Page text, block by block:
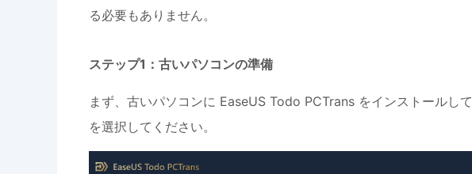
る必要もありません。
ステップ1：古いパソコンの準備
まず、古いパソコンに EaseUS Todo PCTrans をインストールし
を選択してください。